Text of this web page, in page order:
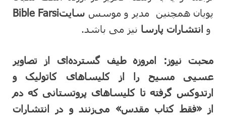
پویان همچنین مدیر و موسس سایتBible Farsi
و انتشارات پارسا نیز می باشد.
محبت نیوز: امروزه طیف گسترده‌ای از تصاویر
عسیی مسیح را از کلیساهای کاتولیک و
ارتدوکس گرفته تا کلیساهای پروتستانی که دم
از «فقط کتاب مقدس» می‌زنند و در انتشارات